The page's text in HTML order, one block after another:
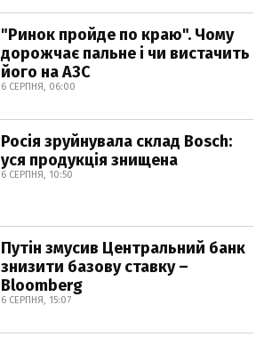
"Ринок пройде по краю". Чому
дорожчає пальне і чи вистачить
його на АЗС
6 СЕРПНЯ, 06:00
Росія зруйнувала склад Bosch:
уся продукція знищена
6 СЕРПНЯ, 10:50
Путін змусив Центральний банк
знизити базову ставку –
Bloomberg
6 СЕРПНЯ, 15:07